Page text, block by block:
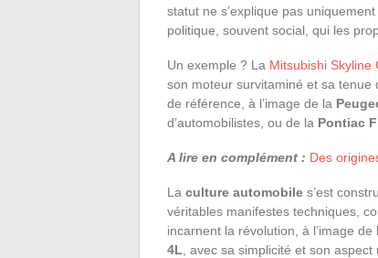
statut ne s’explique pas
politique, souvent social, qui les
Un exemple ? La Mitsubishi Skyline
son moteur survitaminé et sa
de référence, à l’image de la
d’automobilistes, ou de la Pontiac
A lire en complément : Des
La culture automobile s’est
véritables manifestes techniques,
incarnent la révolution, à l’image de
4L , avec sa simplicité et son